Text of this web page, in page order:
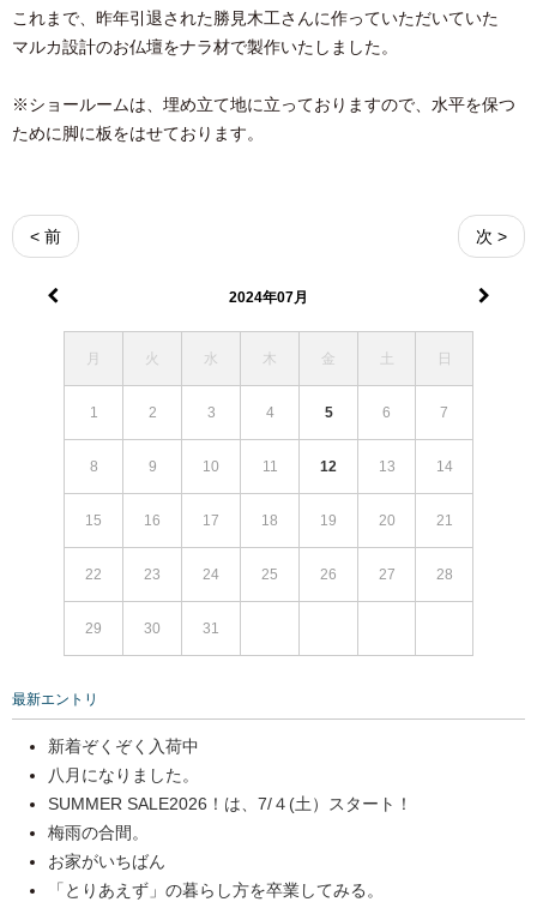
これまで、昨年引退された勝見木工さんに作っていただいていた
マルカ設計のお仏壇をナラ材で製作いたしました。
※ショールームは、埋め立て地に立っておりますので、水平を保つ
ために脚に板をはせております。
< 前 次 >
2024年07月
月 火 水 木 金 土 日
1 2 3 4 5 6 7
8 9 10 11 12 13 14
15 16 17 18 19 20 21
22 23 24 25 26 27 28
29 30 31
最新エントリ
新着ぞくぞく入荷中
八月になりました。
SUMMER SALE2026！は、7/４(土）スタート！
梅雨の合間。
お家がいちばん
「とりあえず」の暮らし方を卒業してみる。